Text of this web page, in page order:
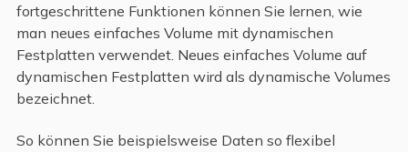
fortgeschrittene Funktionen können Sie lernen, wie
man neues einfaches Volume mit dynamischen
Festplatten verwendet. Neues einfaches Volume auf
dynamischen Festplatten wird als dynamische Volumes
bezeichnet.
So können Sie beispielsweise Daten so flexibel